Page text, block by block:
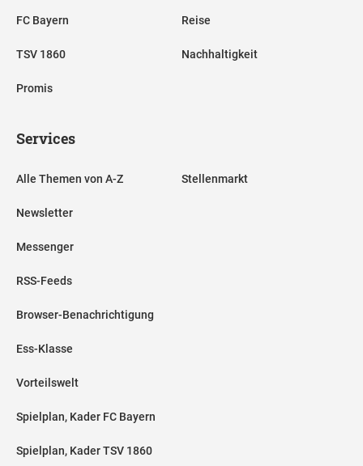
FC Bayern
TSV 1860
Promis
Reise
Nachhaltigkeit
Services
Alle Themen von A-Z
Newsletter
Messenger
RSS-Feeds
Browser-Benachrichtigung
Ess-Klasse
Vorteilswelt
Spielplan, Kader FC Bayern
Spielplan, Kader TSV 1860
Stellenmarkt